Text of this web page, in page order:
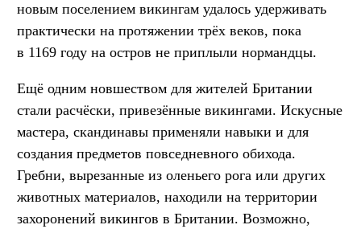
новым поселением викингам удалось удерживать
практически на протяжении трёх веков, пока
в 1169 году на остров не приплыли нормандцы.
Ещё одним новшеством для жителей Британии
стали расчёски, привезённые викингами. Искусные
мастера, скандинавы применяли навыки и для
создания предметов повседневного обихода.
Гребни, вырезанные из оленьего рога или других
животных материалов, находили на территории
захоронений викингов в Британии. Возможно,